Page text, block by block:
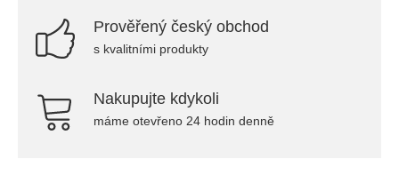
Prověřený český obchod
s kvalitními produkty
Nakupujte kdykoli
máme otevřeno 24 hodin denně